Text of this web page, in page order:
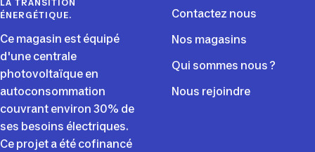
LA TRANSITION
ÉNERGÉTIQUE.
Ce magasin est équipé
d'une centrale
photovoltaïque en
autoconsommation
couvrant environ 30% de
ses besoins électriques.
Ce projet a été cofinancé
Contactez nous
Nos magasins
Qui sommes nous ?
Nous rejoindre